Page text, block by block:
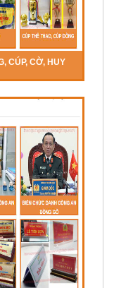
CÚP, CỜ, HUY